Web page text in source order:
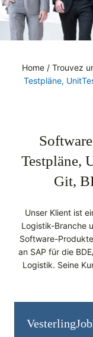
Home / Trouvez
Testpläne,
Testpläne,
Git,
Unser Klient ist
Logistik-Branche
Software-
an SAP für die
Logistik. Seine